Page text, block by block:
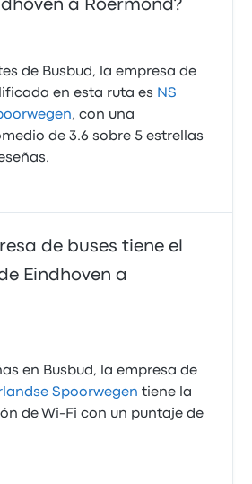
a Roermond?
de Busbud, la empresa de
en esta ruta es NS
, con una
de 3.6 sobre 5 estrellas
de buses tiene el
Eindhoven a
en Busbud, la empresa de
Spoorwegen tiene la
de Wi‑Fi con un puntaje de